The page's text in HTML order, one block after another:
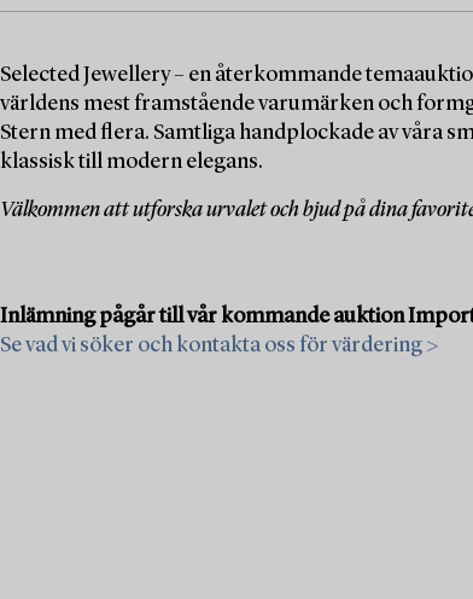
Selected Jewellery – en återkommande
världens mest framstående varumärken och
Stern med flera. Samtliga handplockade av våra
klassisk till modern elegans.
Välkommen att utforska urvalet och bjud på dina
Inlämning pågår till vår kommande auktion
Se vad vi söker och kontakta oss för värdering >